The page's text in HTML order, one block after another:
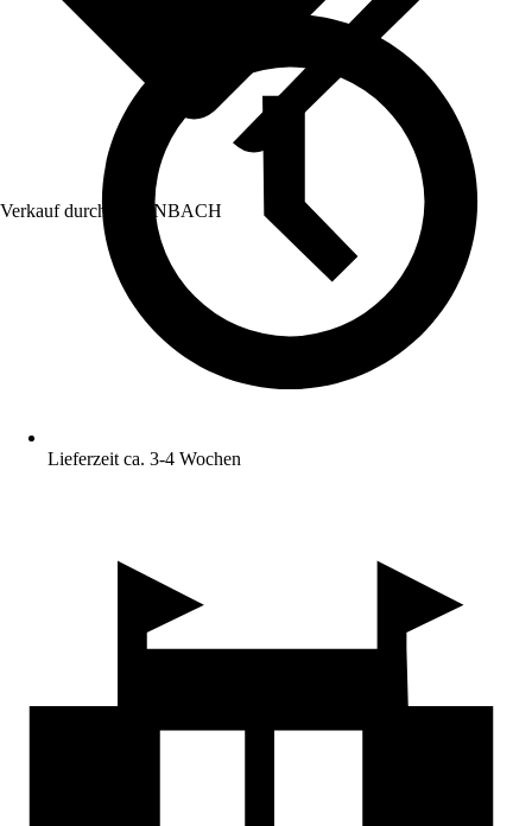
Verkauf durch: HORNBACH
Lieferzeit ca. 3-4 Wochen